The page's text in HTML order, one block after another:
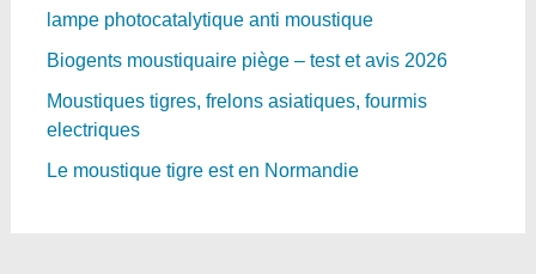
lampe photocatalytique anti moustique
Biogents moustiquaire piège – test et avis 2026
Moustiques tigres, frelons asiatiques, fourmis
electriques
Le moustique tigre est en Normandie